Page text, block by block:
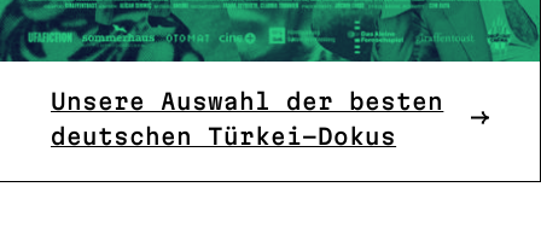
Unsere Auswahl der besten
deutschen Türkei-Dokus